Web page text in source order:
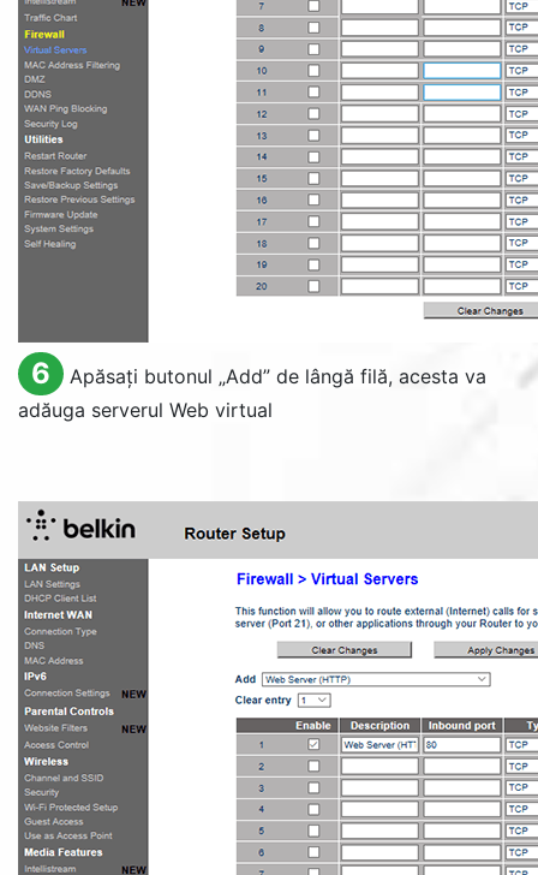
6 Apăsați butonul „Add” de lângă filă, acesta va
adăuga serverul Web virtual